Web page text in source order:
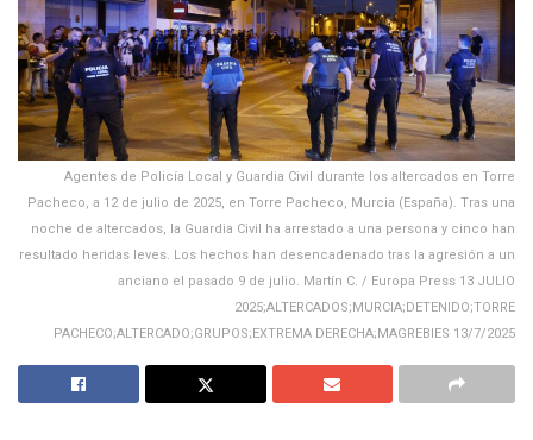
Agentes de Policía Local y Guardia Civil durante los altercados en Torre
Pacheco, a 12 de julio de 2025, en Torre Pacheco, Murcia (España). Tras una
noche de altercados, la Guardia Civil ha arrestado a una persona y cinco han
resultado heridas leves. Los hechos han desencadenado tras la agresión a un
anciano el pasado 9 de julio. Martín C. / Europa Press 13 JULIO
2025;ALTERCADOS;MURCIA;DETENIDO;TORRE
PACHECO;ALTERCADO;GRUPOS;EXTREMA DERECHA;MAGREBIES 13/7/2025